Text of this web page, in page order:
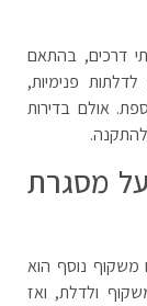
דרכים, בהתאם
פנימיות,
אולם בדירות
להתקנה.
מסגרת
נוסף הוא
ולדלת, ואז